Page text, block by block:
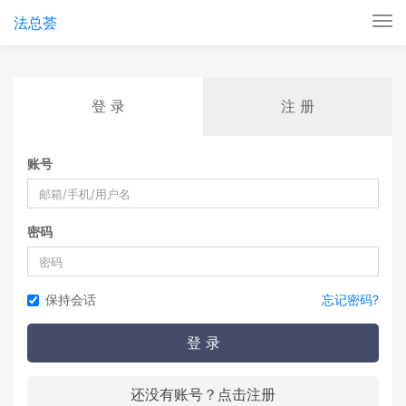
法总荟
登 录 注 册
账号
密码
保持会话 忘记密码?
登 录
还没有账号？点击注册